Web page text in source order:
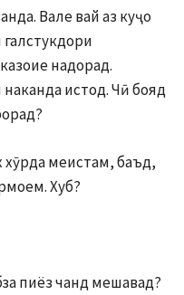
Вале вай аз куҷо
надорад.
истод. Чӣ бояд
хӯрда меистам, баъд,
Хуб?
пиёз чанд мешавад?